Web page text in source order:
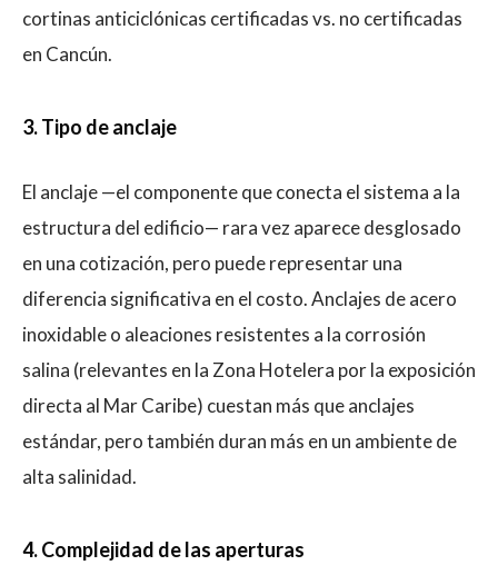
cortinas anticiclónicas certificadas vs. no certificadas
en Cancún.
3. Tipo de anclaje
El anclaje —el componente que conecta el sistema a la
estructura del edificio— rara vez aparece desglosado
en una cotización, pero puede representar una
diferencia significativa en el costo. Anclajes de acero
inoxidable o aleaciones resistentes a la corrosión
salina (relevantes en la Zona Hotelera por la exposición
directa al Mar Caribe) cuestan más que anclajes
estándar, pero también duran más en un ambiente de
alta salinidad.
4. Complejidad de las aperturas